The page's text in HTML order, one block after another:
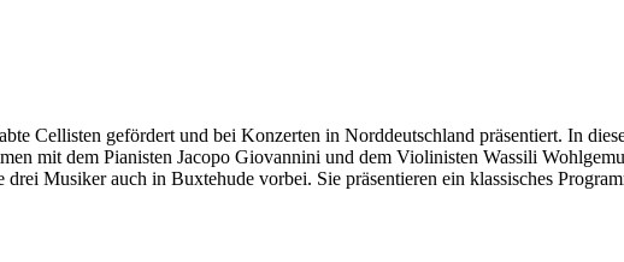
Cellisten gefördert und bei Konzerten in Norddeutschland präsentiert. In
mit dem Pianisten Jacopo Giovannini und dem Violinisten Wassili
Musiker auch in Buxtehude vorbei. Sie präsentieren ein klassisches